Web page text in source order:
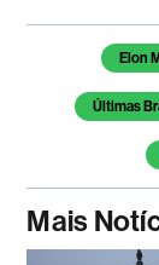
Temas Elon
Últimas
Mais